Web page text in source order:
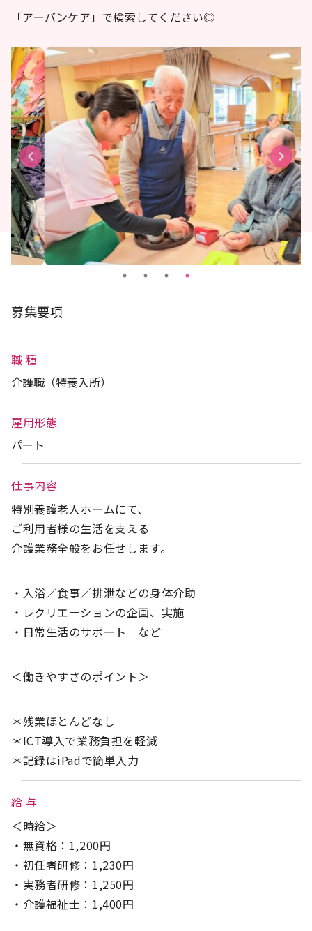
「アーバンケア」で検索してください◎
keyboard_arrow_left keyboard_arrow_right
募集要項
職 種
介護職（特養入所）
雇用形態
パート
仕事内容
特別養護老人ホームにて、
ご利用者様の生活を支える
介護業務全般をお任せします。
・入浴／食事／排泄などの身体介助
・レクリエーションの企画、実施
・日常生活のサポート など
＜働きやすさのポイント＞
＊残業ほとんどなし
＊ICT導入で業務負担を軽減
＊記録はiPadで簡単入力
給 与
＜時給＞
・無資格：1,200円
・初任者研修：1,230円
・実務者研修：1,250円
・介護福祉士：1,400円